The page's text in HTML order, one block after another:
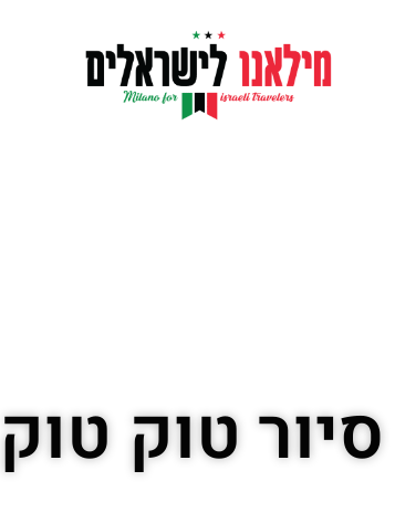
סיור טוק